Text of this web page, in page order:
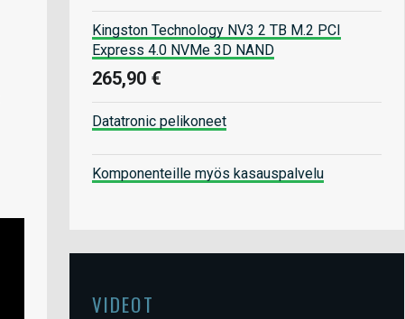
Kingston Technology NV3 2 TB M.2 PCI
Express 4.0 NVMe 3D NAND
265,90 €
Datatronic pelikoneet
Komponenteille myös kasauspalvelu
VIDEOT